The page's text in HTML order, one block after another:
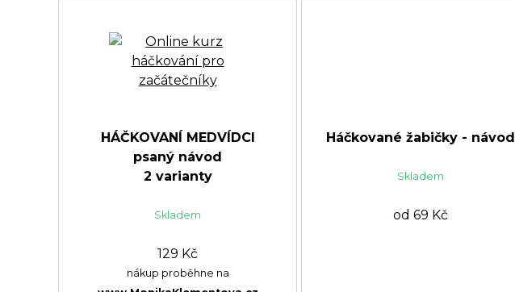
HÁČKOVANÍ MEDVÍDCI
psaný návod
2 varianty
Skladem
129 Kč
nákup proběhne na
Háčkované žabičky - návod
Skladem
od 69 Kč